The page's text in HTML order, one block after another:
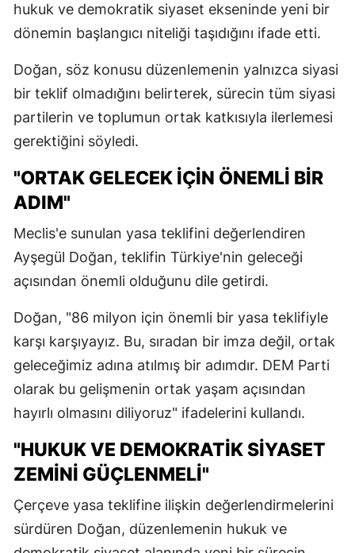
hukuk ve demokratik siyaset ekseninde yeni bir
dönemin başlangıcı niteliği taşıdığını ifade etti.
Doğan, söz konusu düzenlemenin yalnızca siyasi
bir teklif olmadığını belirterek, sürecin tüm siyasi
partilerin ve toplumun ortak katkısıyla ilerlemesi
gerektiğini söyledi.
"ORTAK GELECEK İÇİN ÖNEMLİ BİR
ADIM"
Meclis'e sunulan yasa teklifini değerlendiren
Ayşegül Doğan, teklifin Türkiye'nin geleceği
açısından önemli olduğunu dile getirdi.
Doğan, "86 milyon için önemli bir yasa teklifiyle
karşı karşıyayız. Bu, sıradan bir imza değil, ortak
geleceğimiz adına atılmış bir adımdır. DEM Parti
olarak bu gelişmenin ortak yaşam açısından
hayırlı olmasını diliyoruz" ifadelerini kullandı.
"HUKUK VE DEMOKRATİK SİYASET
ZEMİNİ GÜÇLENMELİ"
Çerçeve yasa teklifine ilişkin değerlendirmelerini
sürdüren Doğan, düzenlemenin hukuk ve